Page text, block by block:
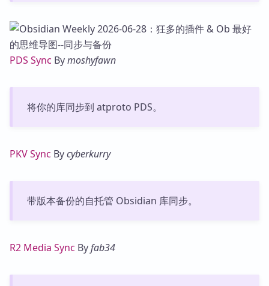
PDS Sync Bymoshyfawn
将你的库同步到 atproto PDS。
PKV Sync Bycyberkurry
带版本备份的自托管 Obsidian 库同步。
R2 Media Sync Byfab34